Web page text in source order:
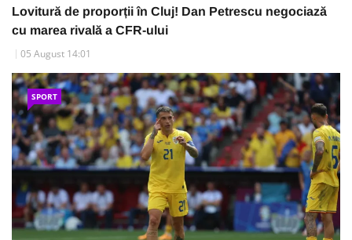
Lovitură de proporții în Cluj! Dan Petrescu negociază
cu marea rivală a CFR-ului
05 August 14:01
SPORT